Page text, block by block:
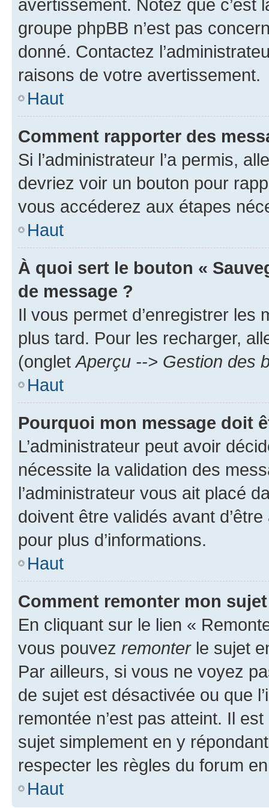
avertissement. Notez que c’est
groupe phpBB n’est pas
donné. Contactez
raisons de votre avertissement.
Haut
Comment rapporter des
Si l’administrateur l’a permis,
devriez voir un bouton pour
vous accéderez aux étapes
Haut
À quoi sert le bouton «
de message ?
Il vous permet d’enregistrer
plus tard. Pour les recharger,
(onglet Aperçu --> Gestion des
Haut
Pourquoi mon message doit
L’administrateur peut avoir
nécessite la validation des
l’administrateur vous ait placé
doivent être validés avant
pour plus d’informations.
Haut
Comment remonter mon
En cliquant sur le lien «
vous pouvez remonterle sujet
Par ailleurs, si vous ne voyez
de sujet est désactivée ou que
remontée n’est pas atteint. Il
sujet simplement en y
respecter les règles du forum
Haut